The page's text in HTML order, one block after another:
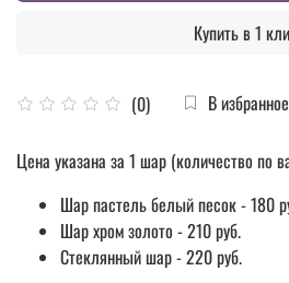
(0) В избранное
Купить в 1
Цена указана за 1 шар (количество по
Шар пастель белый песок - 180
Шар хром золото - 210 руб.
Стеклянный шар - 220 руб.